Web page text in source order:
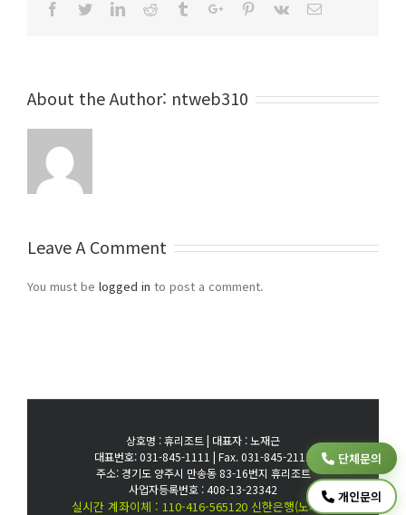
Facebook
TwitterLinkedinReddit TumblrGoogle+Pinterest
Vk Email
About the Author: ntweb310
Leave A Comment
You must be logged in to post a comment.
상호명 : 휴리조트 | 대표자 : 노재근
대표번호: 031-845-1111 | Fax. 031-845-2111
주소: 경기도 양주시 만송동 83-16번지 휴리조트
사업자등록번호 : 408-13-23342
실시간 계좌이체 : 110-416-565120 신한은행(노재근)
단체문의
개인문의